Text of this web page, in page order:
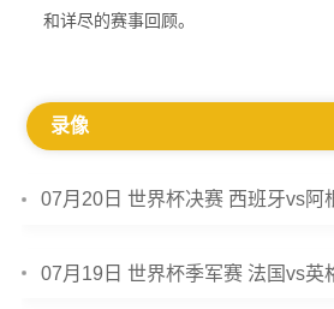
和详尽的赛事回顾。
录像
07月20日 世界杯决赛 西班牙vs阿
07月19日 世界杯季军赛 法国vs英